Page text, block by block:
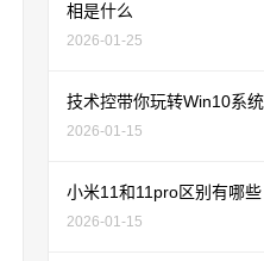
相是什么
2026-01-25
技术控带你玩转Win10系
2026-01-15
小米11和11pro区别有哪
2026-01-15